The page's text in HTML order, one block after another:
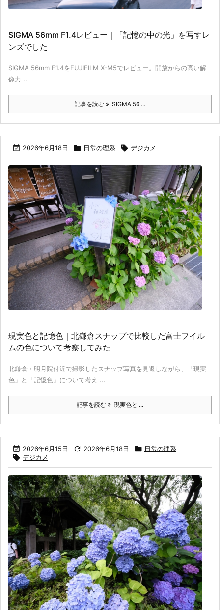
SIGMA 56mm F1.4レビュー｜「記憶の中の光」を写すレ
ンズでした
SIGMA 56mm F1.4をFUJIFILM X-M5でレビュー。開放からの高い解
像力 ...
記事を読む SIGMA 56 ...
 2026年6月18日  日常の理系  デジカメ
現実色と記憶色｜北鎌倉スナップで比較した富士フイル
ムの色について考察してみた
北鎌倉・明月院付近で撮影したスナップ写真を見返しながら、「現実
色」と「記憶色」について考え ...
記事を読む 現実色と ...
 2026年6月15日  2026年6月18日  日常の理系
 デジカメ